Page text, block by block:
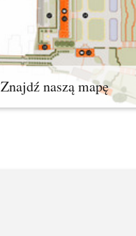
Znajdź naszą mapę